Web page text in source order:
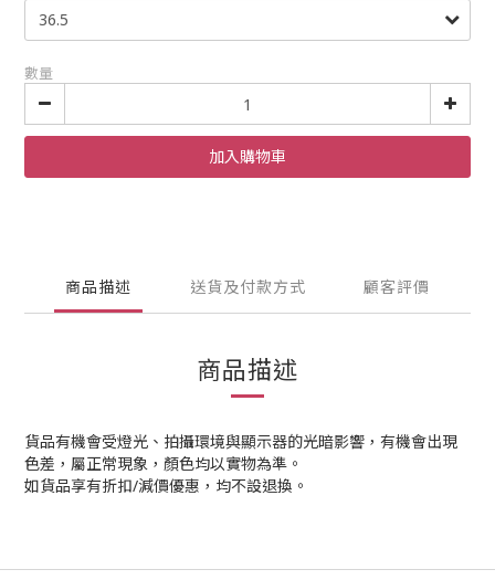
數量
加入購物車
商品描述 送貨及付款方式 顧客評價
商品描述
貨品有機會受燈光、拍攝環境與顯示器的光暗影響，有機會出現
色差，屬正常現象，顏色均以實物為準。
如貨品享有折扣/減價優惠，均不設退換。